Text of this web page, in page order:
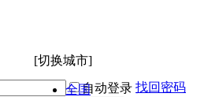
[切换城市]
全国自动登录 找回密码